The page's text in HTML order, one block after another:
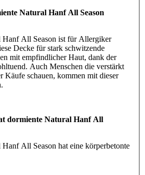
Natural Hanf All Season
Hanf All Season ist für Allergiker
Decke für stark schwitzende
mit empfindlicher Haut, dank der
Auch Menschen die verstärkt
Käufe schauen, kommen mit dieser
dormiente Natural Hanf All
All Season hat eine körperbetonte